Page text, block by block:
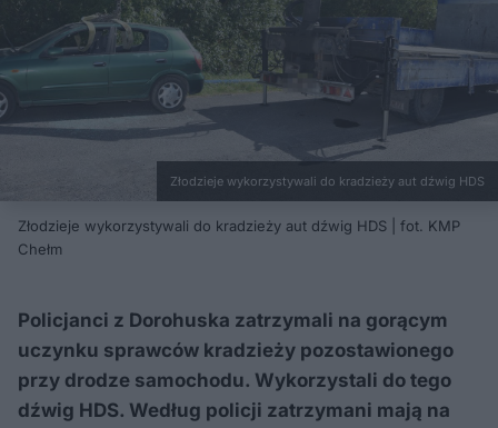
Złodzieje wykorzystywali do kradzieży aut dźwig HDS
Złodzieje wykorzystywali do kradzieży aut dźwig HDS | fot. KMP
Chełm
Policjanci z Dorohuska zatrzymali na gorącym
uczynku sprawców kradzieży pozostawionego
przy drodze samochodu. Wykorzystali do tego
dźwig HDS. Według policji zatrzymani mają na